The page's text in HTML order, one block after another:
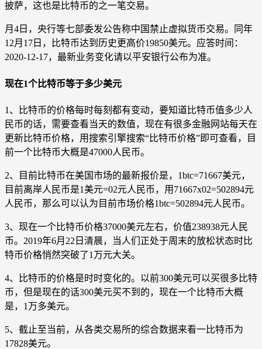
披萨，这也是比特币的之一笔交易。
月4日，央行等七部委发公告称中国禁止虚拟货币交易。同年
12月17日，比特币达到历史更高价19850美元。应答时间：
2020-12-17，最新业务变化请以平安银行公布为准。
现在1个比特币等于多少美元
1、比特币的价格每时每刻都有变动，要知道比特币值多少人
民币的话，需要查看当天的数值，现在有很多金融网站每天在
更新比特币价格，用搜索引擎搜索“比特币价格”即可查看，目
前一个比特币大概是47000人民币。
2、目前比特币在美国市场的最新报价是，1btc=71667美元，
目前离岸人民币是1美元=02元人民币，用71667x02=502894元
人民币，那么可以认为目前市场价格1btc=502894元人民币。
3、现在一个比特币价格37000美元左右，价值238938元人民
币。2019年6月22日清晨，当人们正处于周末的放松状态时比
特币价格悄然突破了1万元大关。
4、比特币的价格是时时变化的。以前300美元可以买很多比特
币，但是现在的话300美元买不到的，现在一个比特币大概
是，1万多美元。
5、截止至当前，从各类交易所的综合数据来看一比特币为
17828美元。